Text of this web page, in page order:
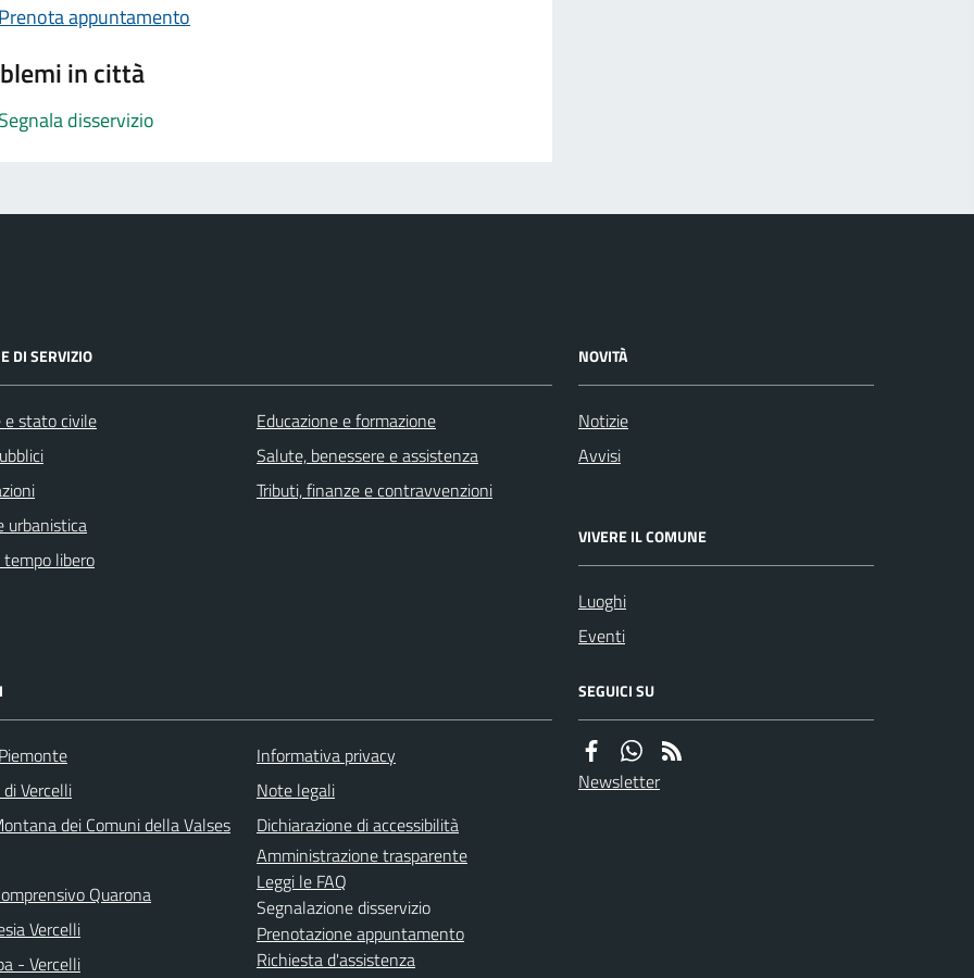
appuntamento
in città
disservizio
DI SERVIZIO
e stato civile
urbanistica
libero
Educazione e formazione
Salute, benessere e assistenza
Tributi, finanze e contravvenzioni
NOVITÀ
Notizie
Avvisi
VIVERE IL COMUNE
Luoghi
Eventi
Vercelli
dei Comuni della Valses
Quarona
Vercelli
- Vercelli
Informativa privacy
Note legali
Dichiarazione di accessibilità
Amministrazione trasparente
Leggi le FAQ
Segnalazione disservizio
Prenotazione appuntamento
Richiesta d'assistenza
SEGUICI SU
Newsletter